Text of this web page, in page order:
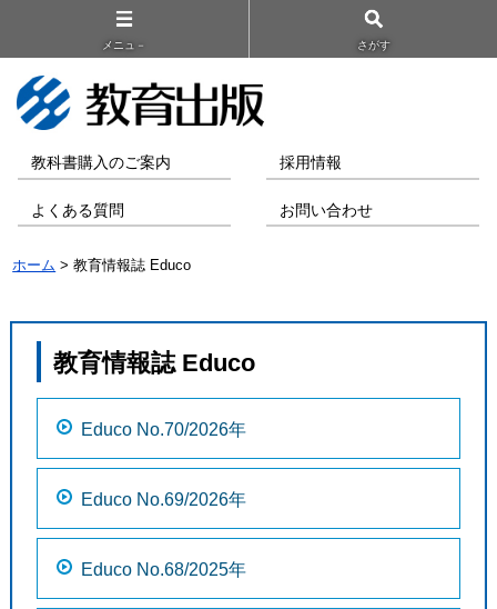
メニュ－ さがす
教科書購入のご案内 採用情報
よくある質問 お問い合わせ
ホーム > 教育情報誌 Educo
教育情報誌 Educo
Educo No.70/2026年
Educo No.69/2026年
Educo No.68/2025年